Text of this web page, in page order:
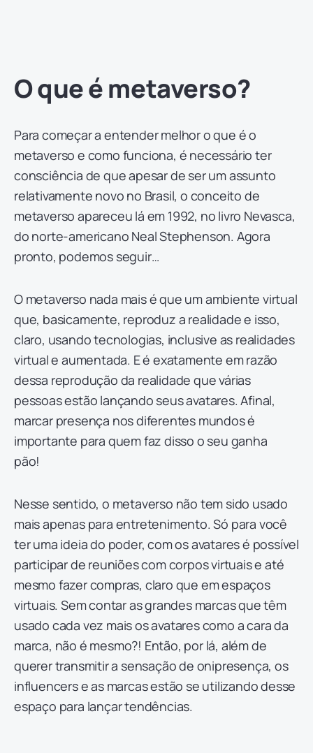
O que é metaverso?
Para começar a entender melhor o que é o
metaverso e como funciona, é necessário ter
consciência de que apesar de ser um assunto
relativamente novo no Brasil, o conceito de
metaverso apareceu lá em 1992, no livro Nevasca,
do norte-americano Neal Stephenson. Agora
pronto, podemos seguir…
O metaverso nada mais é que um ambiente virtual
que, basicamente, reproduz a realidade e isso,
claro, usando tecnologias, inclusive as realidades
virtual e aumentada. E é exatamente em razão
dessa reprodução da realidade que várias
pessoas estão lançando seus avatares. Afinal,
marcar presença nos diferentes mundos é
importante para quem faz disso o seu ganha
pão!
Nesse sentido, o metaverso não tem sido usado
mais apenas para entretenimento. Só para você
ter uma ideia do poder, com os avatares é possível
participar de reuniões com corpos virtuais e até
mesmo fazer compras, claro que em espaços
virtuais. Sem contar as grandes marcas que têm
usado cada vez mais os avatares como a cara da
marca, não é mesmo?! Então, por lá, além de
querer transmitir a sensação de onipresença, os
influencers e as marcas estão se utilizando desse
espaço para lançar tendências.